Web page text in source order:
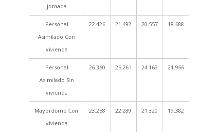
jornada
Personal
Asimilado Con
vivienda
22.426 21.492 20.557 18.688
Personal
Asimilado Sin
vivienda
26.360 25.261 24.163 21.966
Mayordomo Con
vivienda
23.258 22.289 21.320 19.382